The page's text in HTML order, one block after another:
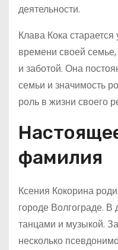
деятельности.
Клава Кока
времени своей
и заботой. Она
семьи и значимость
роль в жизни своего
фамилия
Ксения Кокорина
городе Волгограде. В
танцами и музыкой.
несколько